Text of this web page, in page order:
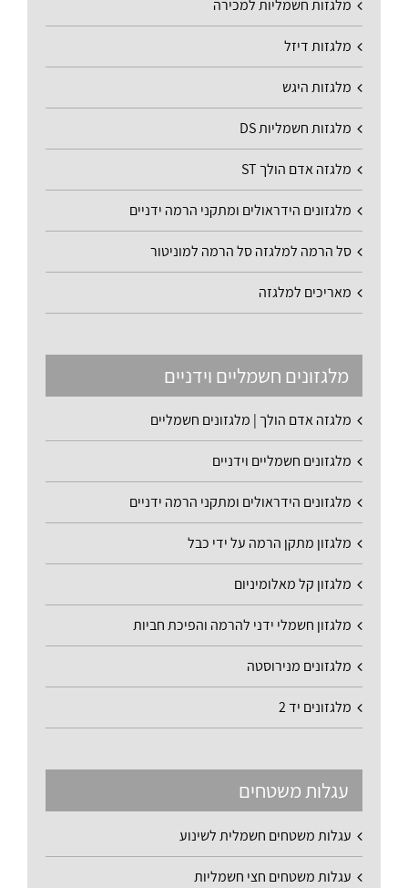
מלגזות חשמליות למכירה
מלגזות דיזל
מלגזות היגש
מלגזות חשמליות DS
מלגזה אדם הולך ST
מלגזונים הידראולים ומתקני הרמה ידניים
סל הרמה למלגזה סל הרמה למוניטור
מאריכים למלגזה
מלגזונים חשמליים וידניים
מלגזה אדם הולך | מלגזונים חשמליים
מלגזונים חשמליים וידניים
מלגזונים הידראולים ומתקני הרמה ידניים
מלגזון מתקן הרמה על ידי כבל
מלגזון קל מאלומיניום
מלגזון חשמלי ידני להרמה והפיכת חביות
מלגזונים מנירוסטה
מלגזונים יד 2
עגלות משטחים
עגלות משטחים חשמלית לשינוע
עגלות משטחים חצי חשמליות